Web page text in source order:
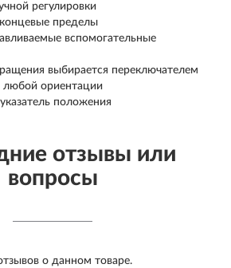
регулировки
пределы
вспомогательные
выбирается переключателем
любой ориентации
положения
отзывы или
вопросы
о данном товаре.